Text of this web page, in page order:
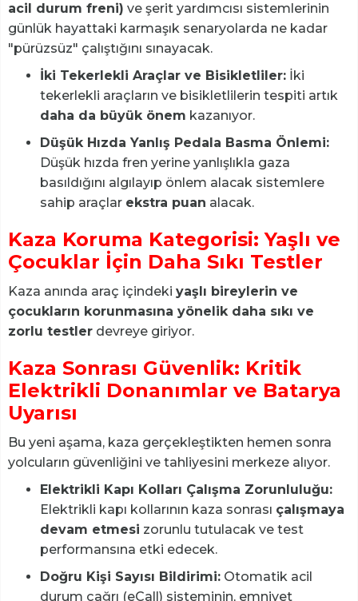
acil durum freni) ve şerit yardımcısı sistemlerinin
günlük hayattaki karmaşık senaryolarda ne kadar
"pürüzsüz" çalıştığını sınayacak.
İki Tekerlekli Araçlar ve Bisikletliler: İki
tekerlekli araçların ve bisikletlilerin tespiti artık
daha da büyük önem kazanıyor.
Düşük Hızda Yanlış Pedala Basma Önlemi:
Düşük hızda fren yerine yanlışlıkla gaza
basıldığını algılayıp önlem alacak sistemlere
sahip araçlar ekstra puan alacak.
Kaza Koruma Kategorisi: Yaşlı ve
Çocuklar İçin Daha Sıkı Testler
Kaza anında araç içindeki yaşlı bireylerin ve
çocukların korunmasına yönelik daha sıkı ve
zorlu testler devreye giriyor.
Kaza Sonrası Güvenlik: Kritik
Elektrikli Donanımlar ve Batarya
Uyarısı
Bu yeni aşama, kaza gerçekleştikten hemen sonra
yolcuların güvenliğini ve tahliyesini merkeze alıyor.
Elektrikli Kapı Kolları Çalışma Zorunluluğu:
Elektrikli kapı kollarının kaza sonrası çalışmaya
devam etmesi zorunlu tutulacak ve test
performansına etki edecek.
Doğru Kişi Sayısı Bildirimi: Otomatik acil
durum çağrı (eCall) sisteminin, emniyet